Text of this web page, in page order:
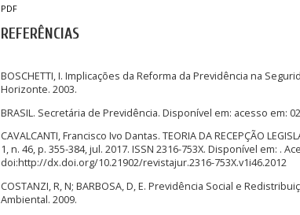
PDF
REFERÊNCIAS
BOSCHETTI, I. Implicações da Reforma da Previdência na
Horizonte. 2003.
BRASIL. Secretária de Previdência. Disponível em: acesso em:
CAVALCANTI, Francisco Ivo Dantas. TEORIA DA RECEPÇÃO
1, n. 46, p. 355-384, jul. 2017. ISSN 2316-753X. Disponível em: .
doi:http://dx.doi.org/10.21902/revistajur.2316-753X.v1i46.2012
COSTANZI, R, N; BARBOSA, D, E. Previdência Social e
Ambiental. 2009.